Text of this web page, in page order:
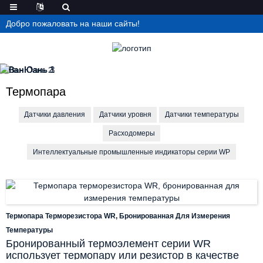
Добро пожаловать на наши сайты!
Термопара
Датчики давления Датчики уровня Датчики температуры
Расходомеры
Интеллектуальные промышленные индикаторы серии WP
Термопара Терморезистора WR, Бронированная Для Измерения
Температуры
Бронированный термоэлемент серии WR
использует термопару или резистор в качестве